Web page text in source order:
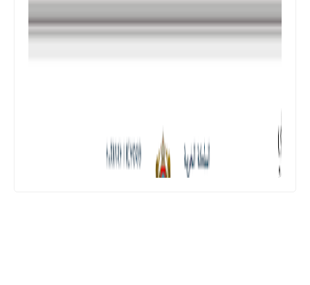
المستوى الثالث ابتدائي
الأولى المستوى الثالث إبتدائي (3AEP)